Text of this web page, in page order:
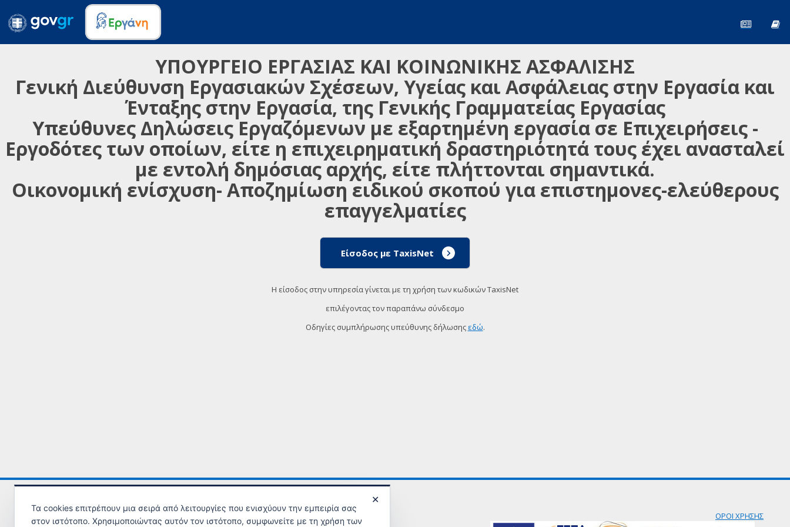
ΥΠΟΥΡΓΕΙΟ ΕΡΓΑΣΙΑΣ ΚΑΙ ΚΟΙΝΩΝΙΚΗΣ ΑΣΦΑΛΙΣΗΣ
Γενική Διεύθυνση Εργασιακών Σχέσεων, Υγείας και Ασφάλειας στην Εργασία και
Ένταξης στην Εργασία, της Γενικής Γραμματείας Εργασίας
Υπεύθυνες Δηλώσεις Εργαζόμενων με εξαρτημένη εργασία σε Επιχειρήσεις -
Εργοδότες των οποίων, είτε η επιχειρηματική δραστηριότητά τους έχει ανασταλεί
με εντολή δημόσιας αρχής, είτε πλήττονται σημαντικά.
Οικονομική ενίσχυση- Αποζημίωση ειδικού σκοπού για επιστημονες-ελεύθερους
επαγγελματίες
Είσοδος με TaxisNet
Η είσοδος στην υπηρεσία γίνεται με τη χρήση των κωδικών TaxisNet
επιλέγοντας τον παραπάνω σύνδεσμο
Οδηγίες συμπλήρωσης υπεύθυνης δήλωσης εδώ.
ΟΡΟΙ ΧΡΗΣΗΣ
✕
Τα cookies επιτρέπουν μια σειρά από λειτουργίες που ενισχύουν την εμπειρία σας
στον ιστότοπο. Χρησιμοποιώντας αυτόν τον ιστότοπο, συμφωνείτε με τη χρήση των